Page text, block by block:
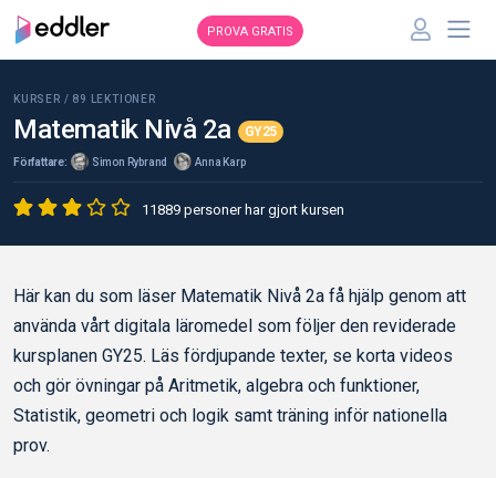
PROVA GRATIS
KURSER / 89 LEKTIONER
Matematik Nivå 2a GY25
Författare: Simon Rybrand Anna Karp
11889 personer har gjort kursen
Här kan du som läser Matematik Nivå 2a få hjälp genom att
använda vårt digitala läromedel som följer den reviderade
kursplanen GY25. Läs fördjupande texter, se korta videos
och gör övningar på Aritmetik, algebra och funktioner,
Statistik, geometri och logik samt träning inför nationella
prov.